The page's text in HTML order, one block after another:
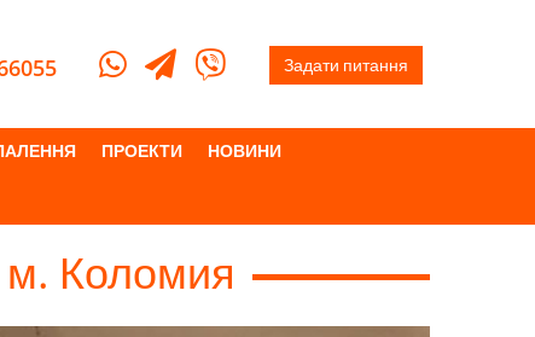
Задати питання
ПРОЕКТИ НОВИНИ
м. Коломия